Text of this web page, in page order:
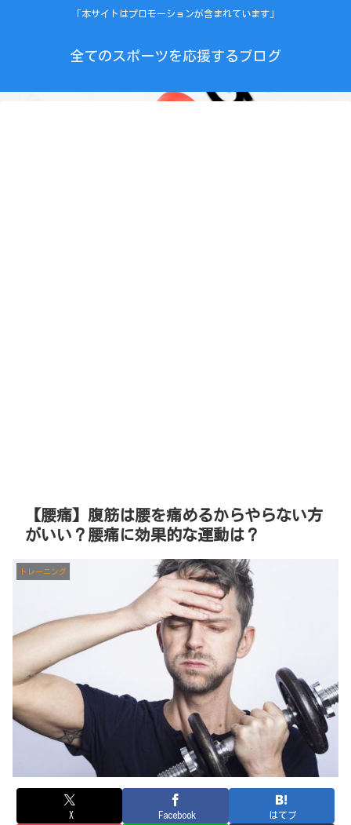
「本サイトはプロモーションが含まれています」
全てのスポーツを応援するブログ
【腰痛】腹筋は腰を痛めるからやらない方
がいい？腰痛に効果的な運動は？
トレーニング
X Facebook はてブ